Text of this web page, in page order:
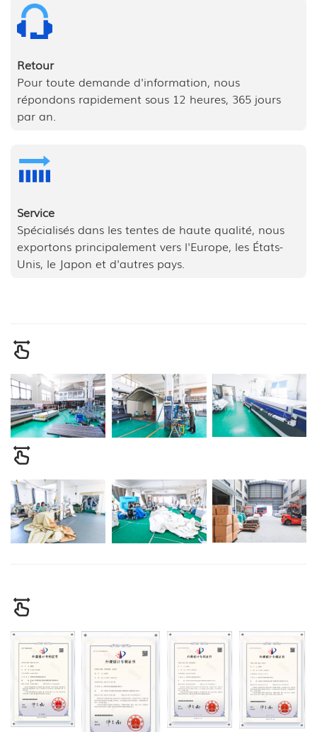
Retour
Pour toute demande d'information, nous
répondons rapidement sous 12 heures, 365 jours
par an.
Service
Spécialisés dans les tentes de haute qualité, nous
exportons principalement vers l'Europe, les États-
Unis, le Japon et d'autres pays.